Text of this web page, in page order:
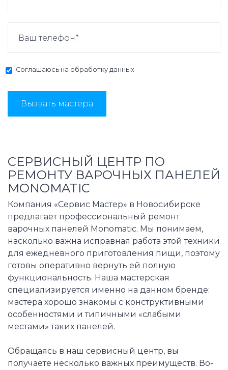
Соглашаюсь на обработку данных
Вызвать мастера
СЕРВИСНЫЙ ЦЕНТР ПО
РЕМОНТУ ВАРОЧНЫХ ПАНЕЛЕЙ
MONOMATIC
Компания «Сервис Мастер» в Новосибирске
предлагает профессиональный ремонт
варочных панелей Monomatic. Мы понимаем,
насколько важна исправная работа этой техники
для ежедневного приготовления пищи, поэтому
готовы оперативно вернуть ей полную
функциональность. Наша мастерская
специализируется именно на данном бренде:
мастера хорошо знакомы с конструктивными
особенностями и типичными «слабыми
местами» таких панелей.
Обращаясь в наш сервисный центр, вы
получаете несколько важных преимуществ. Во-